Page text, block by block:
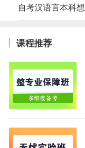
课程推荐